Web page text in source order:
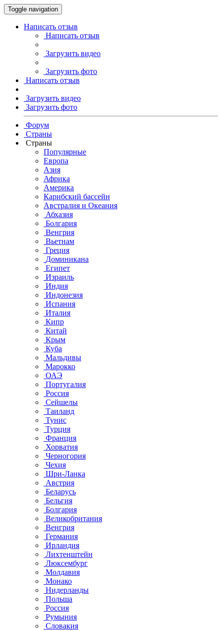
Toggle navigation
Написать отзыв
Написать отзыв
Загрузить видео
Загрузить фото
Написать отзыв
Загрузить видео
Загрузить фото
Форум
Страны
Страны
Популярные
Европа
Азия
Африка
Америка
Карибский бассейн
Австралия и Океания
Абхазия
Болгария
Венгрия
Вьетнам
Греция
Доминикана
Египет
Израиль
Индия
Индонезия
Испания
Италия
Кипр
Китай
Крым
Куба
Мальдивы
Марокко
ОАЭ
Португалия
Россия
Сейшелы
Таиланд
Тунис
Турция
Франция
Хорватия
Черногория
Чехия
Шри-Ланка
Австрия
Беларусь
Бельгия
Болгария
Великобритания
Венгрия
Германия
Ирландия
Лихтенштейн
Люксембург
Молдавия
Монако
Нидерланды
Польша
Россия
Румыния
Словакия